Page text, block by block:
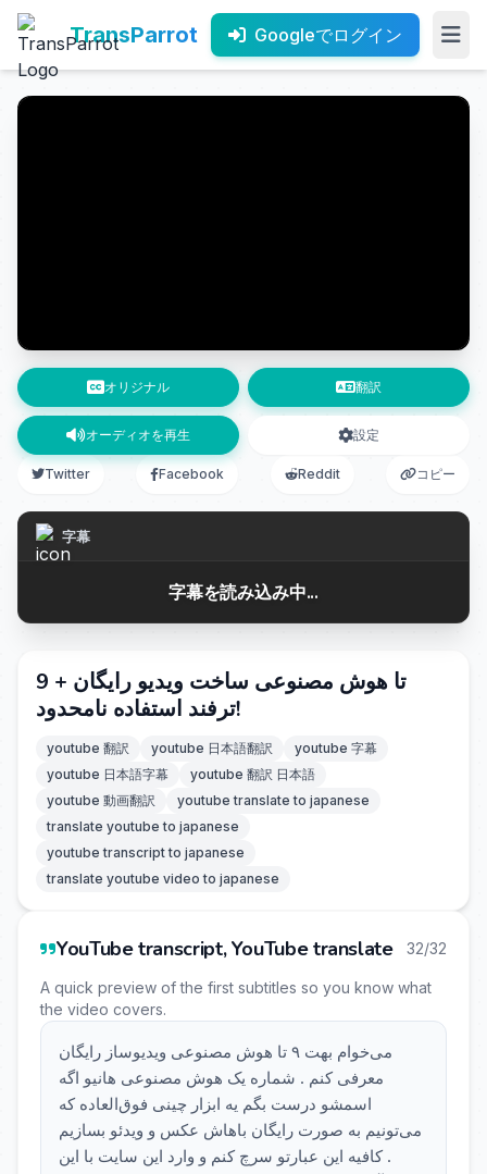
TransParrot Googleでログイン
オリジナル 翻訳
オーディオを再生 設定
Twitter Facebook Reddit コピー
字幕
字幕を読み込み中...
9 تا هوش مصنوعی ساخت ویدیو رایگان +
ترفند استفاده نامحدود!
youtube 翻訳 youtube 日本語翻訳
youtube 字幕
youtube 日本語字幕
youtube 翻訳 日本語
youtube 動画翻訳
youtube translate to japanese
translate youtube to japanese
youtube transcript to japanese
translate youtube video to japanese
YouTube transcript, YouTube translate 32/32
A quick preview of the first subtitles so you know what
the video covers.
می‌خوام بهت ۹ تا هوش مصنوعی ویدیوساز رایگان
معرفی کنم . شماره یک هوش مصنوعی هانیو اگه
اسمشو درست بگم یه ابزار چینی فوق‌العاده که
می‌تونیم به صورت رایگان باهاش عکس و ویدئو بسازیم
. کافیه این عبارتو سرچ کنم و وارد این سایت با این